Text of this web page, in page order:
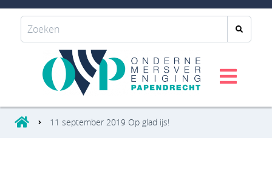
11 september 2019 Op glad ijs!